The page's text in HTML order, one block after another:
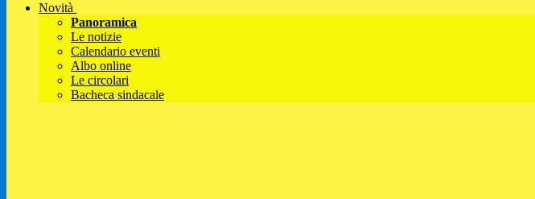
Novità
Panoramica
Le notizie
Calendario eventi
Albo online
Le circolari
Bacheca sindacale